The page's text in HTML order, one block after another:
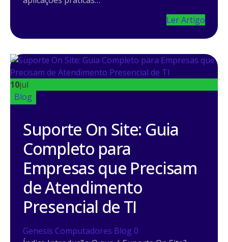
Ler Artigo
10jul
Blog
Suporte On Site: Guia
Completo para
Empresas que Precisam
de Atendimento
Presencial de TI
Genesis Computadores Blog 0